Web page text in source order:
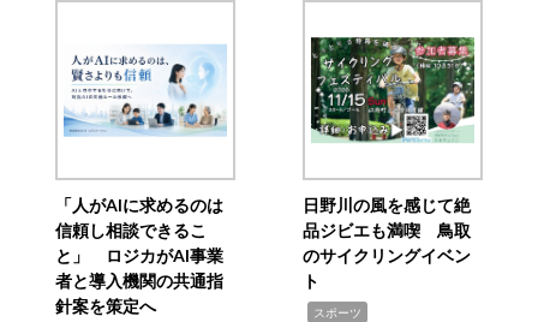
「人がAIに求めるのは
信頼し相談できるこ
と」 ロジカがAI事業
者と導入機関の共通指
針案を策定へ
日野川の風を感じて絶
品ジビエも満喫 鳥取
のサイクリングイベン
ト
スポーツ